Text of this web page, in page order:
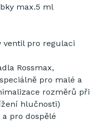
max.5 ml
ventil pro regulaci
Rossmax,
pro malé a
rozměrů při
hlučnosti)
pro dospělé